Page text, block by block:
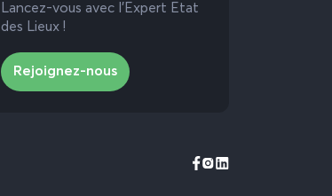
Lancez-vous avec l’Expert Etat
des Lieux !
Rejoignez-nous